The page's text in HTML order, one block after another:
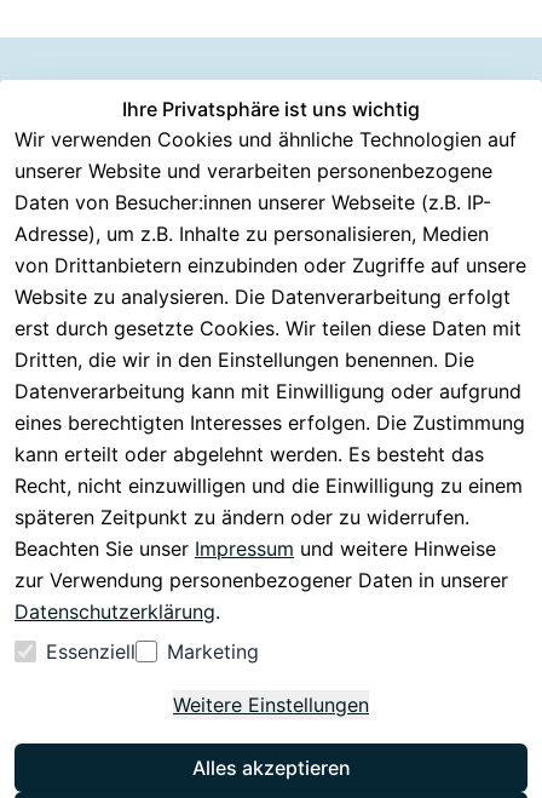
Ihre Privatsphäre ist uns wichtig
Wir verwenden Cookies und ähnliche Technologien auf
unserer Website und verarbeiten personenbezogene
Daten von Besucher:innen unserer Webseite (z.B. IP-
Adresse), um z.B. Inhalte zu personalisieren, Medien
von Drittanbietern einzubinden oder Zugriffe auf unsere
Website zu analysieren. Die Datenverarbeitung erfolgt
erst durch gesetzte Cookies. Wir teilen diese Daten mit
Dritten, die wir in den Einstellungen benennen. Die
Datenverarbeitung kann mit Einwilligung oder aufgrund
eines berechtigten Interesses erfolgen. Die Zustimmung
kann erteilt oder abgelehnt werden. Es besteht das
Recht, nicht einzuwilligen und die Einwilligung zu einem
späteren Zeitpunkt zu ändern oder zu widerrufen.
Beachten Sie unser Impressum und weitere Hinweise
zur Verwendung personenbezogener Daten in unserer
Datenschutzerklärung.
Essenziell
Marketing
Weitere Einstellungen
Alles akzeptieren
Rechtliches
AGB
Impressum
Datenschutzer
klärung
Barrierefreiheit
Widerrufsrech
t
Kundenserv
ice
Häufige
Fragen
Kontakt
Registrieren
Serviceverspr
echen
Rückgabe &
30 Tage
testen
Versand &
Zahlung
Information
en
Über CMK
Versand
Batterieentsor
gung
Eektrogeräte-
Entsorgung
Versanddie
nstleister
DHL
DPD
Vertrag
widerrufen
Instagram